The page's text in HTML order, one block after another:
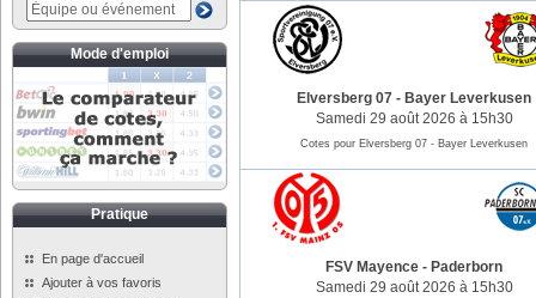
Mode d'emploi
Pratique
En page d'accueil
Ajouter à vos favoris
Elversberg 07 - Bayer Leverkusen
Samedi 29 août 2026 à 15h30
Cotes pour Elversberg 07 - Bayer Leverkusen
FSV Mayence - Paderborn
Samedi 29 août 2026 à 15h30